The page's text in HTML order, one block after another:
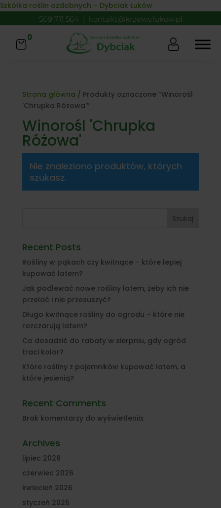
Skip to content
Szkółka roślin ozdobnych – Dybciak Łuków
509 711 564 | kontakt@krzewy.lukow.pl
0
Strona główna / Produkty oznaczone “Winorośl
'Chrupka Różowa'”
Winorośl 'Chrupka
Różowa'
Nie znaleziono produktów, których
szukasz.
Szukaj
Recent Posts
Rośliny w pąkach czy kwitnące – które lepiej
kupować latem?
Jak podlewać nowe rośliny latem, żeby ich nie
przelać i nie przesuszyć?
Długo kwitnące rośliny do ogrodu – które nie
rozczarują latem?
Co dosadzić do rabaty w sierpniu, gdy ogród
traci kolor?
Które rośliny z pojemników kupować latem, a
które jesienią?
Recent Comments
Brak komentarzy do wyświetlenia.
Archives
lipiec 2026
czerwiec 2026
kwiecień 2026
styczeń 2026